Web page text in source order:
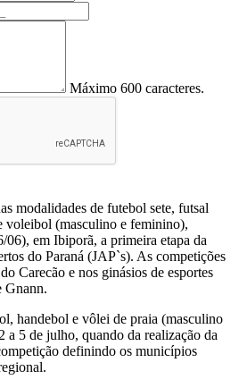
Máximo 600 caracteres.
modalidades de futebol sete, futsal
voleibol (masculino e feminino),
06), em Ibiporã, a primeira etapa da
do Paraná (JAP`s). As competições
Carecão e nos ginásios de esportes
Gnann.
handebol e vôlei de praia (masculino
a 5 de julho, quando da realização da
definindo os municípios